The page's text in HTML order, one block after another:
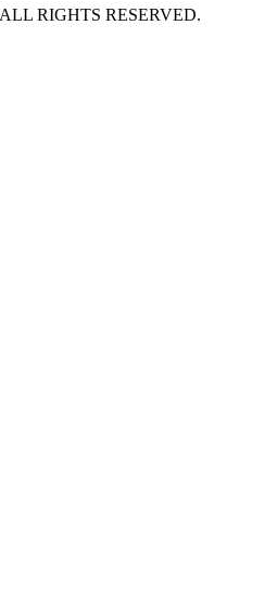
RIGHTS RESERVED.